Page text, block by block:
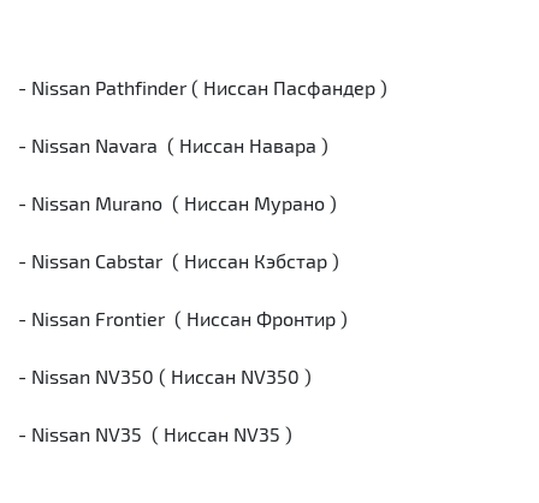
- Nissan Pathfinder ( Ниссан Пасфандер )
- Nissan Navara ( Ниссан Навара )
- Nissan Murano ( Ниссан Мурано )
- Nissan Cabstar ( Ниссан Кэбстар )
- Nissan Frontier ( Ниссан Фронтир )
- Nissan NV350 ( Ниссан NV350 )
- Nissan NV35 ( Ниссан NV35 )